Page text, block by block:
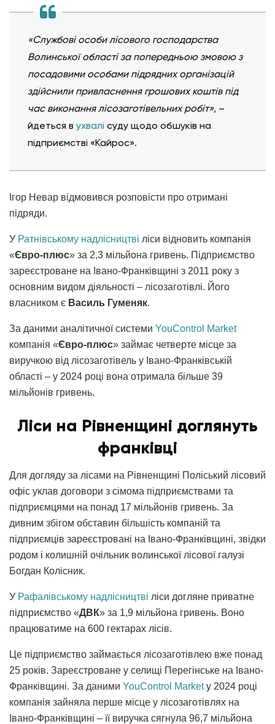
«Службові особи лісового господарства
Волинської області за попередньою змовою з
посадовими особами підрядних організацій
здійснили привласнення грошових коштів під
час виконання лісозаготівельних робіт», –
йдеться в ухвалі суду щодо обшуків на
підприємстві «Кайрос».
Ігор Невар відмовився розповісти про отримані
підряди.
У Ратнівському надлісництві ліси відновить компанія
«Євро-плюс» за 2,3 мільйона гривень. Підприємство
зареєстроване на Івано-Франківщині з 2011 року з
основним видом діяльності – лісозаготівлі. Його
власником є Василь Гуменяк.
За даними аналітичної системи YouControl Market
компанія «Євро-плюс» займає четверте місце за
виручкою від лісозаготівель у Івано-Франківській
області – у 2024 році вона отримала більше 39
мільйонів гривень.
Ліси на Рівненщині доглянуть
франківці
Для догляду за лісами на Рівненщині Поліський лісовий
офіс уклав договори з сімома підприємствами та
підприємцями на понад 17 мільйонів гривень. За
дивним збігом обставин більшість компаній та
підприємців зареєстровані на Івано-Франківщині, звідки
родом і колишній очільник волинської лісової галузі
Богдан Колісник.
У Рафалівському надлісництві ліси догляне приватне
підприємство «ДВК» за 1,9 мільйона гривень. Воно
працюватиме на 600 гектарах лісів.
Це підприємство займається лісозаготівлею вже понад
25 років. Зареєстроване у селищі Перегінське на Івано-
Франківщині. За даними YouControl Marketу 2024 році
компанія зайняла перше місце у лісозаготівлях на
Івано-Франківщині – її виручка сягнула 96,7 мільйона